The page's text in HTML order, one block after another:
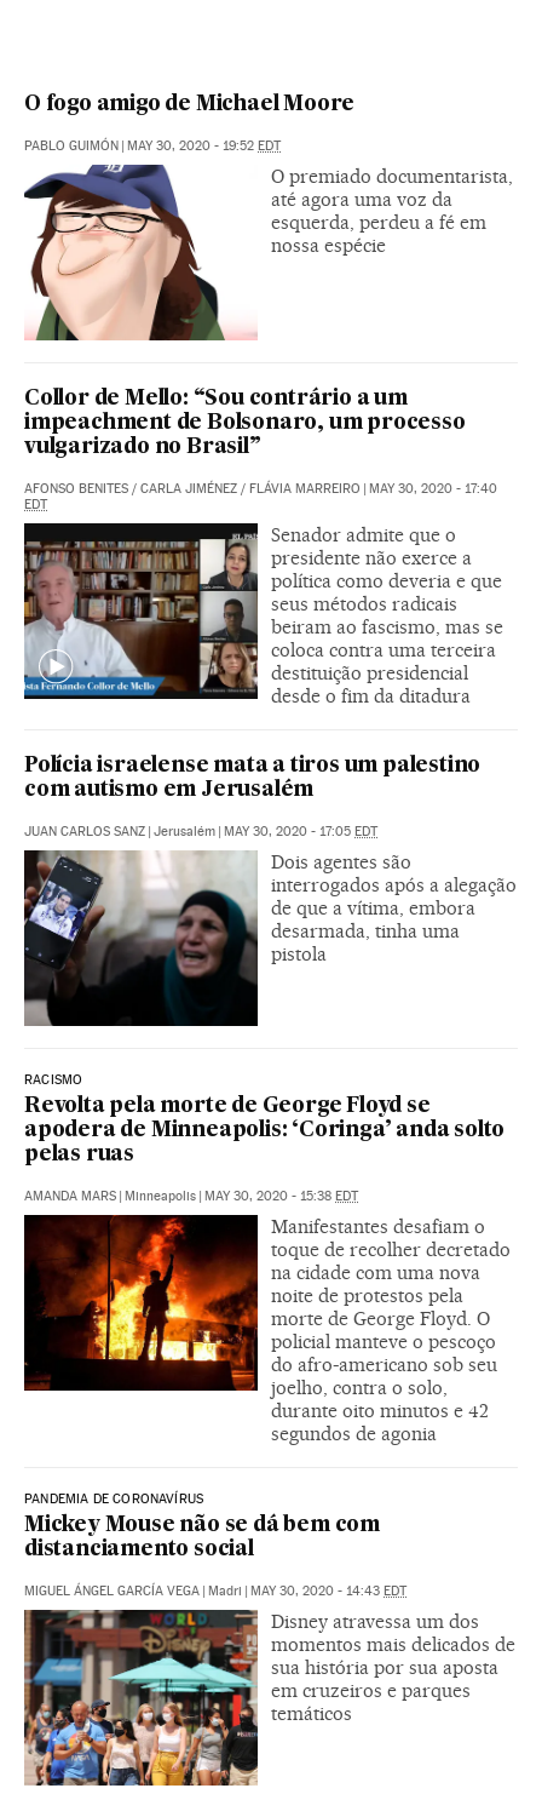
O fogo amigo de Michael Moore
PABLO GUIMÓN MAY 30, 2020 - 19:52 EDT
O premiado documentarista,
até agora uma voz da
esquerda, perdeu a fé em
nossa espécie
Collor de Mello: “Sou contrário a um
impeachment de Bolsonaro, um processo
vulgarizado no Brasil”
AFONSO BENITES / CARLA JIMÉNEZ / FLÁVIA MARREIRO
MAY 30, 2020 - 17:40
EDT
Senador admite que o
presidente não exerce a
política como deveria e que
seus métodos radicais
beiram ao fascismo, mas se
coloca contra uma terceira
destituição presidencial
desde o fim da ditadura
Polícia israelense mata a tiros um palestino
com autismo em Jerusalém
JUAN CARLOS SANZ Jerusalém MAY 30, 2020 - 17:05 EDT
Dois agentes são
interrogados após a alegação
de que a vítima, embora
desarmada, tinha uma
pistola
RACISMO
Revolta pela morte de George Floyd se
apodera de Minneapolis: ‘Coringa’ anda solto
pelas ruas
AMANDA MARS | Minneapolis | MAY 30, 2020 - 15:38 EDT
Manifestantes desafiam o
toque de recolher decretado
na cidade com uma nova
noite de protestos pela
morte de George Floyd. O
policial manteve o pescoço
do afro-americano sob seu
joelho, contra o solo,
durante oito minutos e 42
segundos de agonia
PANDEMIA DE CORONAVÍRUS
Mickey Mouse não se dá bem com
distanciamento social
MIGUEL ÁNGEL GARCÍA VEGA | Madri | MAY 30, 2020 - 14:43 EDT
Disney atravessa um dos
momentos mais delicados de
sua história por sua aposta
em cruzeiros e parques
temáticos